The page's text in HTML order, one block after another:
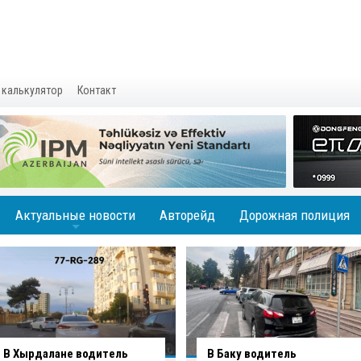
Контакт
Актуальные новости Авторейд Дорожная полиция
В Баку водитель
Вниманию водителей: на